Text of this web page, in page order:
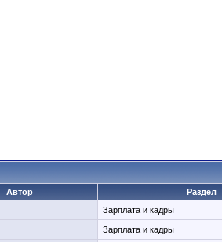
Автор Раздел
Зарплата и кадры
Зарплата и кадры